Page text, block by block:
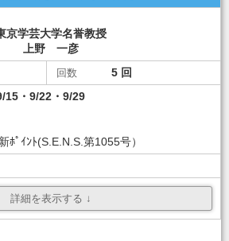
京学芸大学名誉教授
上野 一彦
5
15・9/22・9/29
ﾎﾟｲﾝﾄ(S.E.N.S.第1055号）